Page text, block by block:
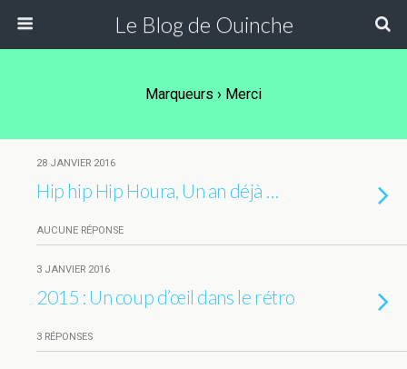
Le Blog de Ouinche
Marqueurs › Merci
28 JANVIER 2016
Hip hip Hip Houra, Un an déjà …
AUCUNE RÉPONSE
3 JANVIER 2016
2015 : Un coup d’œil dans le rétro
3 RÉPONSES